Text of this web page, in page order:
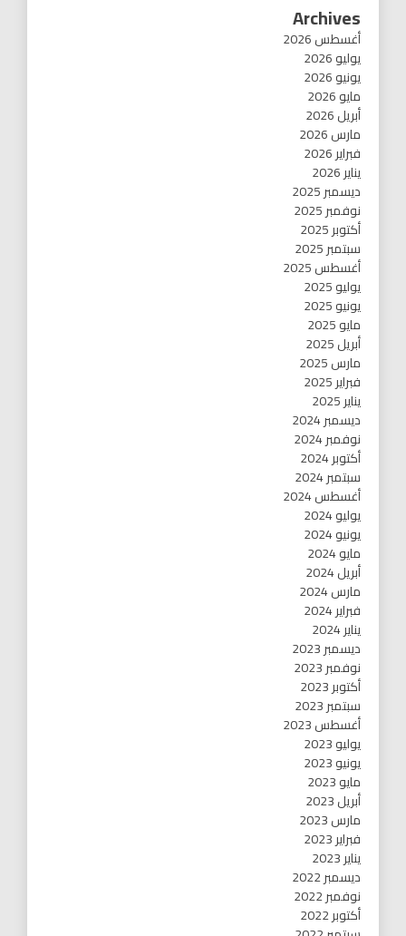
Archives
أغسطس 2026
يوليو 2026
يونيو 2026
مايو 2026
أبريل 2026
مارس 2026
فبراير 2026
يناير 2026
ديسمبر 2025
نوفمبر 2025
أكتوبر 2025
سبتمبر 2025
أغسطس 2025
يوليو 2025
يونيو 2025
مايو 2025
أبريل 2025
مارس 2025
فبراير 2025
يناير 2025
ديسمبر 2024
نوفمبر 2024
أكتوبر 2024
سبتمبر 2024
أغسطس 2024
يوليو 2024
يونيو 2024
مايو 2024
أبريل 2024
مارس 2024
فبراير 2024
يناير 2024
ديسمبر 2023
نوفمبر 2023
أكتوبر 2023
سبتمبر 2023
أغسطس 2023
يوليو 2023
يونيو 2023
مايو 2023
أبريل 2023
مارس 2023
فبراير 2023
يناير 2023
ديسمبر 2022
نوفمبر 2022
أكتوبر 2022